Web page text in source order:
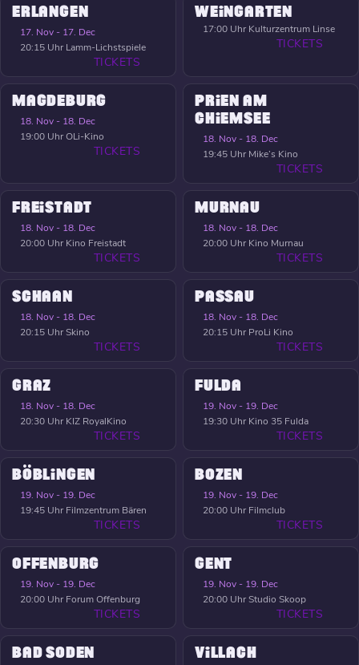
ERLANGEN
17. Nov - 17. Dec
20:15 Uhr Lamm-Lichstspiele
TICKETS
WEINGARTEN
17:00 Uhr Kulturzentrum Linse
TICKETS
MAGDEBURG
18. Nov - 18. Dec
19:00 UhrOLi-Kino
TICKETS
PRIEN AM
CHIEMSEE
18. Nov - 18. Dec
19:45 Uhr Mike’s Kino
TICKETS
FREISTADT
18. Nov - 18. Dec
20:00 Uhr Kino Freistadt
TICKETS
MURNAU
18. Nov - 18. Dec
20:00 Uhr Kino Murnau
TICKETS
SCHAAN
18. Nov - 18. Dec
20:15 UhrSkino
TICKETS
PASSAU
18. Nov - 18. Dec
20:15 Uhr ProLi Kino
TICKETS
GRAZ
18. Nov - 18. Dec
20:30 Uhr KIZ RoyalKino
TICKETS
FULDA
19. Nov - 19. Dec
19:30 Uhr Kino 35 Fulda
TICKETS
BÖBLINGEN
19. Nov - 19. Dec
19:45 Uhr Filmzentrum Bären
TICKETS
BOZEN
19. Nov - 19. Dec
20:00 Uhr Filmclub
TICKETS
OFFENBURG
19. Nov - 19. Dec
20:00 Uhr Forum Offenburg
TICKETS
GENT
19. Nov - 19. Dec
20:00 UhrStudio Skoop
TICKETS
BAD SODEN VILLACH